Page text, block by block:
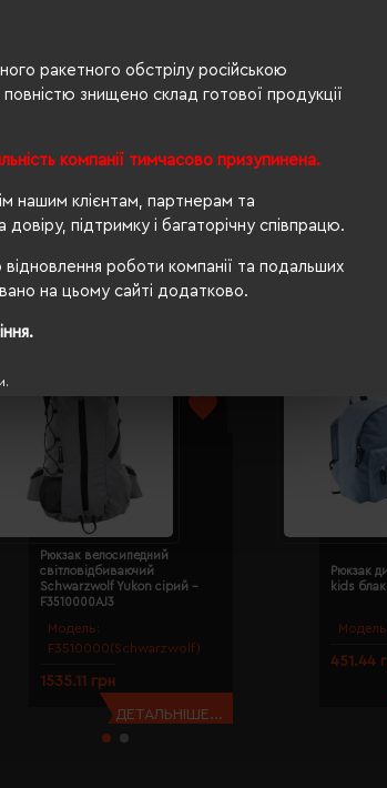
ракетного обстрілу російською
знищено склад готової продукції
компанії тимчасово призупинена.
нашим клієнтам, партнерам та
довіру, підтримку і багаторічну співпрацю.
роботи компанії та подальших
на цьому сайті додатково.
21
Модель:
F3510000(Schwarzwolf)
Рюкзак велосипедний
світловідбиваючий
Schwarzwolf Yukon сірий -
F3510000AJ3
1535.11 грн
ДЕТАЛЬНІШЕ...
Рюкзак
kids
451.44